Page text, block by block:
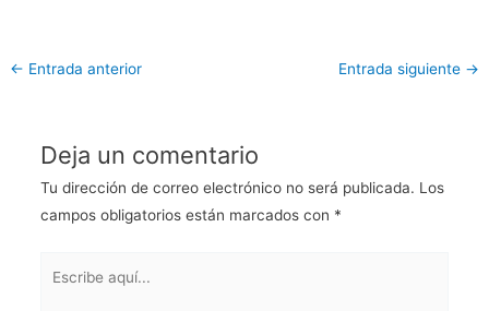
← Entrada anterior Entrada siguiente →
Deja un comentario
Tu dirección de correo electrónico no será publicada. Los
campos obligatorios están marcados con *